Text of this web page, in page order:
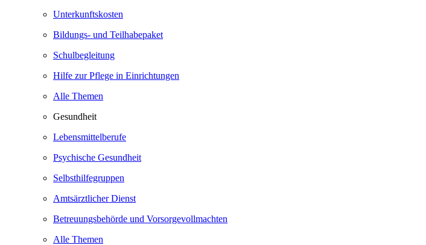
Unterkunftskosten
Bildungs- und Teilhabepaket
Schulbegleitung
Hilfe zur Pflege in Einrichtungen
Alle Themen
Gesundheit
Lebensmittelberufe
Psychische Gesundheit
Selbsthilfegruppen
Amtsärztlicher Dienst
Betreuungsbehörde und Vorsorgevollmachten
Alle Themen